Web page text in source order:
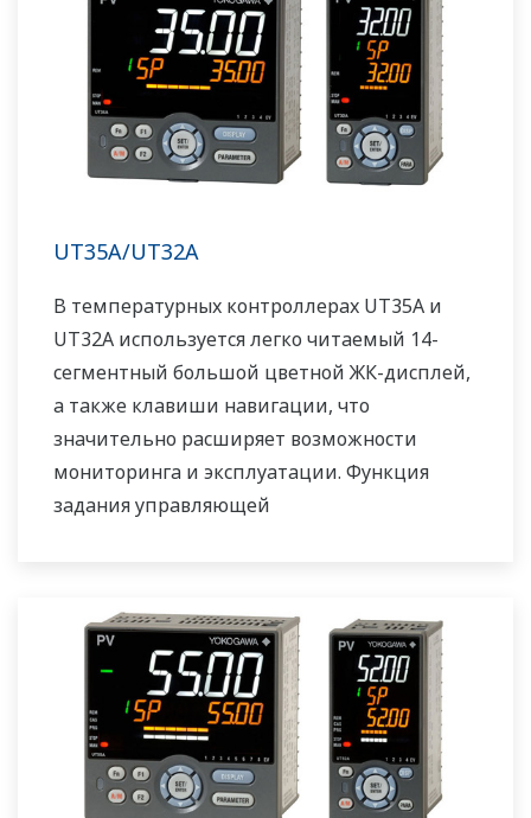
UT35A/UT32A
В температурных контроллерах UT35A и
UT32A используется легко читаемый 14-
сегментный большой цветной ЖК-дисплей,
а также клавиши навигации, что
значительно расширяет возможности
мониторинга и эксплуатации. Функция
задания управляющей
контроллера помогает сэкономить место на
приборной панели. UT35A/UT32A также
поддерживает открытые сети, такие как
связь Ethernet.